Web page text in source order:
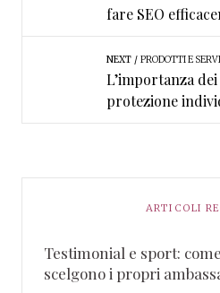
fare SEO
NEXT PRODOTTI E
L’importanza
protezione
ARTICOLI
Testimonial e sport:
scelgono i propri